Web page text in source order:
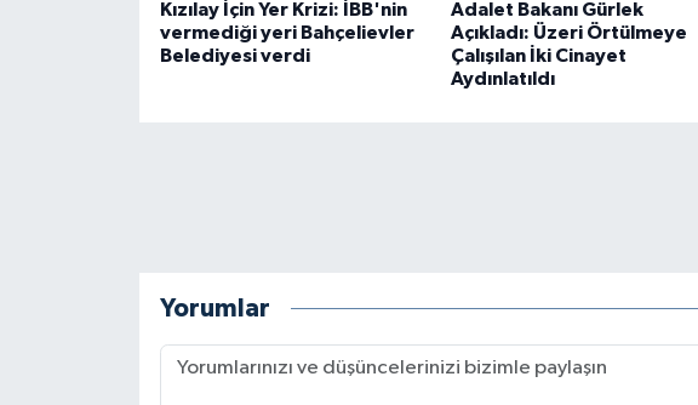
Kızılay İçin Yer Krizi: İBB'nin
vermediği yeri Bahçelievler
Belediyesi verdi
Adalet Bakanı Gürlek
Açıkladı: Üzeri Örtülmeye
Çalışılan İki Cinayet
Aydınlatıldı
Yorumlar